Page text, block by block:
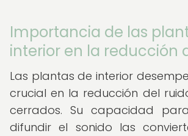
Importancia de las
interior en la reducción
Las plantas de interior
crucial en la reducción del
cerrados. Su capacidad
difundir el sonido las